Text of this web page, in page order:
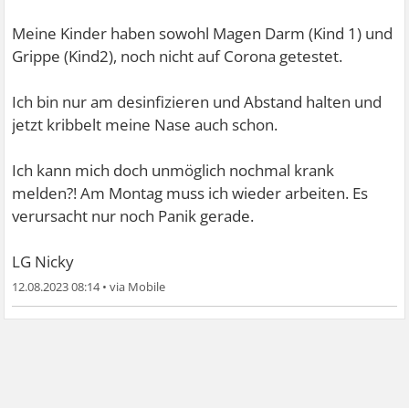
Meine Kinder haben sowohl Magen Darm (Kind 1) und
Grippe (Kind2), noch nicht auf Corona getestet.
Ich bin nur am desinfizieren und Abstand halten und
jetzt kribbelt meine Nase auch schon.
Ich kann mich doch unmöglich nochmal krank
melden?! Am Montag muss ich wieder arbeiten. Es
verursacht nur noch Panik gerade.
LG Nicky
12.08.2023 08:14•